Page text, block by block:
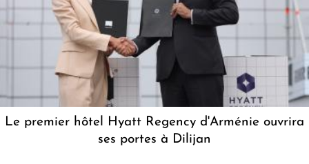
Le premier hôtel Hyatt Regency d'Arménie ouvrira
ses portes à Dilijan